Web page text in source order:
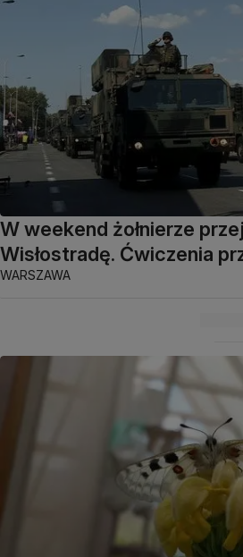
W weekend żołnierze
Wisłostradę. Ćwiczenia
WARSZAWA